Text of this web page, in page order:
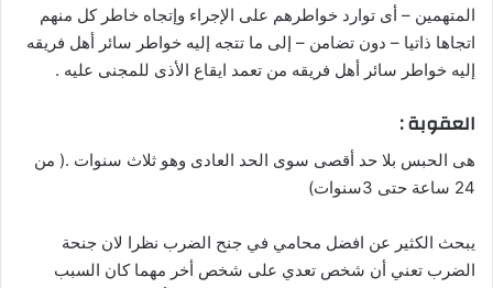
المتهمين – أى توارد خواطرهم على الإجراء وإتجاه خاطر كل منهم
اتجاها ذاتيا – دون تضامن – إلى ما تتجه إليه خواطر سائر أهل فريقه
إليه خواطر سائر أهل فريقه من تعمد ايقاع الأذى للمجنى عليه .
العقوبة :
هى الحبس بلا حد أقصى سوى الحد العادى وهو ثلاث سنوات .( من
24 ساعة حتى 3سنوات)
يبحث الكثير عن افضل محامي في جنح الضرب نظرا لان جنحة
الضرب تعني أن شخص تعدي على شخص أخر مهما كان السبب